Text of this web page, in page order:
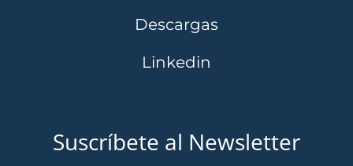
Descargas
Linkedin
Suscríbete al Newsletter